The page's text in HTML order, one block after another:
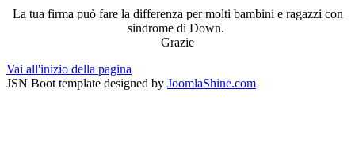
La tua firma può fare la differenza per molti bambini e ragazzi con
sindrome di Down.
Grazie
Vai all'inizio della pagina
JSN Boot template designed by JoomlaShine.com